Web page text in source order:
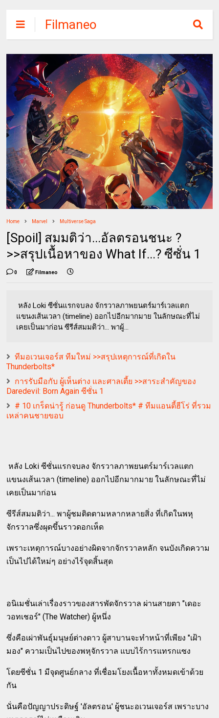
Filmaneo
Home Marvel Multiverse Saga
[Spoil] สมมติว่า...อัลตรอนชนะ ?
>>สรุปเนื้อหาของ What If...? ซีซั่น 1
0 Filmaneo
หลัง Loki ซีซั่นแรกจบลง จักรวาลภาพยนตร์มาร์เวลแตก
แขนงเส้นเวลา (timeline) ออกไปอีกมากมาย ในลักษณะที่ไม่
เคยเป็นมาก่อน ซีรีส์สมมติว่า... พาผู้...
ทีมอเวนเจอร์ส ทีมใหม่ >>สรุปเหตุการณ์ที่เกิดใน
Thunderbolts*
การรับมือกับ ผู้เห็นต่าง และศาลเตี้ย >>สาระสำคัญของ
Daredevil: Born Again ซีซั่น 1
# 10 เกร็ดน่ารู้ ก่อนดู Thunderbolts* # ทีมแอนตี้ฮีโร่ ที่รวม
เหล่าคนชายขอบ
หลัง Loki ซีซั่นแรกจบลง จักรวาลภาพยนตร์มาร์เวลแตก
แขนงเส้นเวลา (timeline) ออกไปอีกมากมาย ในลักษณะที่ไม่
เคยเป็นมาก่อน
ซีรีส์สมมติว่า... พาผู้ชมติดตามหลากหลายสิ่ง ที่เกิดในพหุ
จักรวาลซึ่งผุดขึ้นราวดอกเห็ด
เพราะเหตุการณ์บางอย่างผิดจากจักรวาลหลัก จนบังเกิดความ
เป็นไปได้ใหม่ๆ อย่างไร้จุดสิ้นสุด
อนิเมชั่นเล่าเรื่องราวของสารพัดจักรวาล ผ่านสายตา "เดอะ
วอทเชอร์" (The Watcher) ผู้หนึ่ง
ซึ่งคือเผ่าพันธุ์มนุษย์ต่างดาว ผู้สาบานจะทำหน้าที่เพียง "เฝ้า
มอง" ความเป็นไปของพหุจักรวาล แบบไร้การแทรกแซง
โดยซีซั่น 1 มีจุดศูนย์กลาง ที่เชื่อมโยงเนื้อหาทั้งหมดเข้าด้วย
กัน
นั่นคือปัญญาประดิษฐ์ 'อัลตรอน' ผู้ชนะอเวนเจอร์ส เพราะบาง